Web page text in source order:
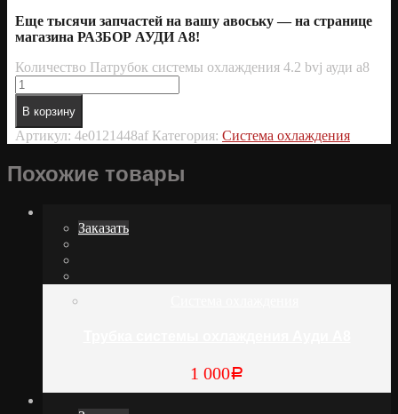
Еще тысячи запчастей на вашу авоську — на странице
магазина РАЗБОР АУДИ А8!
Количество Патрубок системы охлаждения 4.2 bvj ауди а8
В корзину
Артикул: 4e0121448af Категория: Система охлаждения
Похожие товары
Заказать
1 000Р